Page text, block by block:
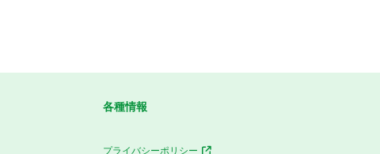
各種情報
プライバシーポリシー